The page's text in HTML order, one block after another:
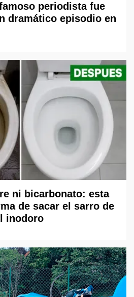
periodista fue
dramático episodio en
ni bicarbonato: esta
de sacar el sarro de
inodoro